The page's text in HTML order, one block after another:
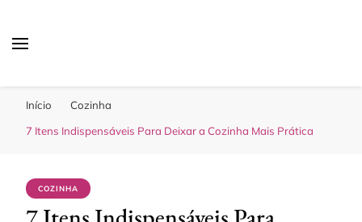
Início
Cozinha
7 Itens Indispensáveis Para Deixar a Cozinha Mais Prática
COZINHA